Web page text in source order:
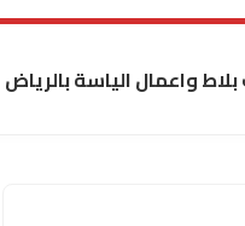
واعمال الياسة بالرياض